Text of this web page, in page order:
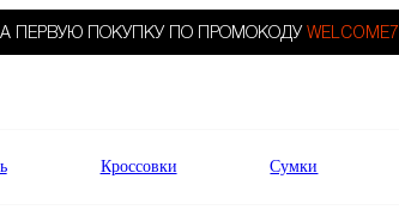
ПЕРВУЮ ПОКУПКУ ПО ПРОМОКОДУ WELCOME7.
Кроссовки Сумки